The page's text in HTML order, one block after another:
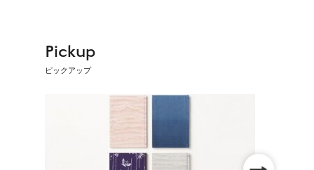
Pickup
ピックアップ